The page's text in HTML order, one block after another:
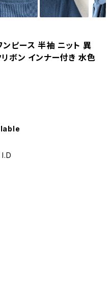
ンピース 半袖 ニット 異
ボン インナー付き 水色
I.D